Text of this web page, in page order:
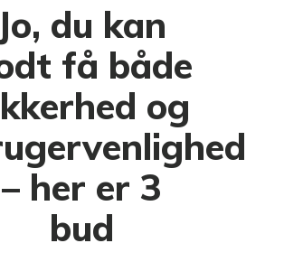
Jo, du kan
få både
og
– her er 3
bud